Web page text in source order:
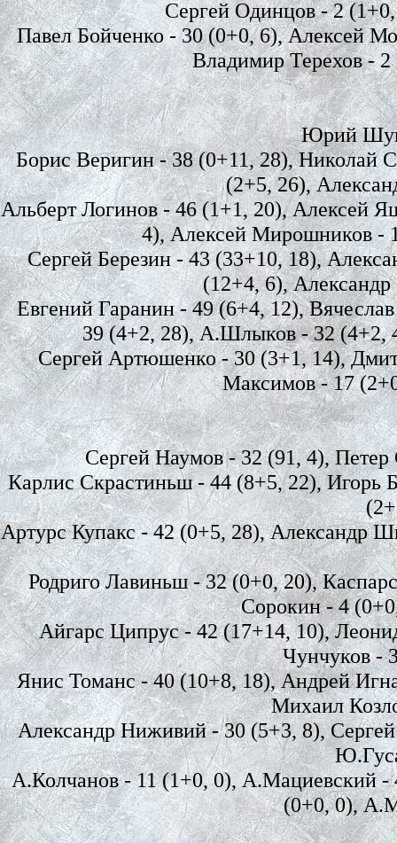
Сергей Одинцов - 2
Павел Бойченко - 30 (0+0, 6), Алексей
Владимир Терехов -
Юрий
Борис Веригин - 38 (0+11, 28), Николай
(2+5, 26),
Альберт Логинов - 46 (1+1, 20), Алексей
4), Алексей Мирошников -
Сергей Березин - 43 (33+10, 18),
(12+4, 6),
Евгений Гаранин - 49 (6+4, 12),
39 (4+2, 28), А.Шлыков - 32 (4+2,
Сергей Артюшенко - 30 (3+1, 14),
Максимов - 17
Сергей Наумов - 32 (91, 4),
Карлис Скрастиньш - 44 (8+5, 22), Игорь
Артурс Купакс - 42 (0+5, 28), Александр
Родриго Лавиньш - 32 (0+0, 20),
Сорокин - 4
Айгарс Ципрус - 42 (17+14, 10),
Чунчуков -
Янис Томанс - 40 (10+8, 18), Андрей
Михаил
Александр Ниживий - 30 (5+3, 8),
А.Колчанов - 11 (1+0, 0), А.Мациевский
(0+0, 0),